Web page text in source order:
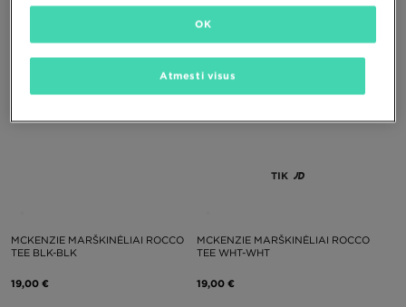
MCKENZIE MARŠKINĖLIAI ROCCO
TEE BLK-BLK
19,00 €
TIK
MCKENZIE MARŠKINĖLIAI ROCCO
TEE WHT-WHT
19,00 €
Atmesti visus
OK